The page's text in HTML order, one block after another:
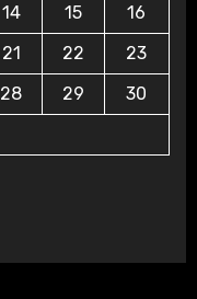
14 15
16
21 22
23
28 29
30